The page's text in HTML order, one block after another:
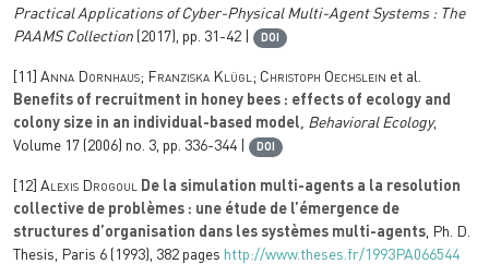
Practical Applications of Cyber-Physical Multi-Agent Systems : The
PAAMS Collection (2017), pp. 31-42 | DOI
[11] Anna Dornhaus; Franziska Klügl; Christoph Oechslein et al.
Benefits of recruitment in honey bees : effects of ecology and
colony size in an individual-based model, Behavioral Ecology,
Volume 17 (2006) no. 3, pp. 336-344 | DOI
[12] Alexis Drogoul De la simulation multi-agents a la resolution
collective de problèmes : une étude de l’émergence de
structures d’organisation dans les systèmes multi-agents, Ph. D.
Thesis, Paris 6 (1993), 382 pages http://www.theses.fr/1993PA066544